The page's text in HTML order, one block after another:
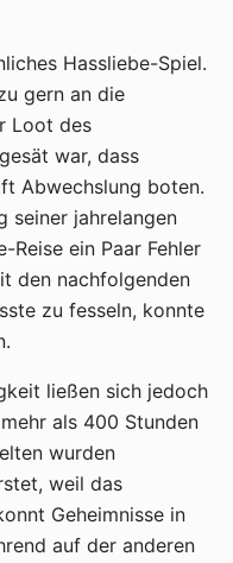
Hassliebe-Spiel.
gern an die
Loot des
war, dass
Abwechslung boten.
seiner jahrelangen
Reise ein Paar Fehler
den nachfolgenden
zu fesseln, konnte
ließen sich jedoch
als 400 Stunden
wurden
weil das
Geheimnisse in
auf der anderen